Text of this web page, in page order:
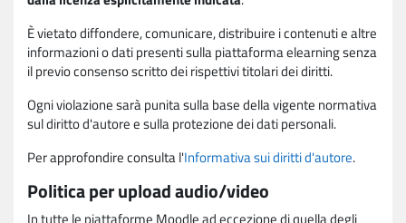
È vietato diffondere, comunicare, distribuire i contenuti e altre
informazioni o dati presenti sulla piattaforma elearning senza
il previo consenso scritto dei rispettivi titolari dei diritti.
Ogni violazione sarà punita sulla base della vigente normativa
sul diritto d'autore e sulla protezione dei dati personali.
Per approfondire consulta l'Informativa sui diritti d'autore.
Politica per upload audio/video
In tutte le piattaforme Moodle ad eccezione di quella degli